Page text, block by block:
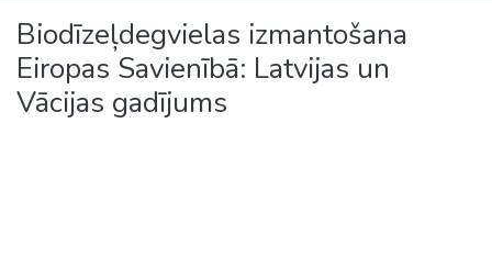
Biodīzeļdegvielas izmantošana
Eiropas Savienībā: Latvijas un
Vācijas gadījums